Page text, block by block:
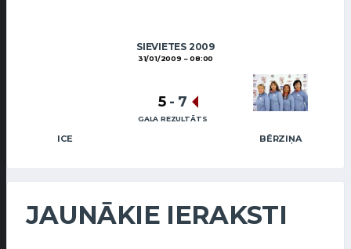
SIEVIETES 2009
31/01/2009 08:00
ICE BĒRZIŅA
5 - 7
GALA REZULTĀTS
JAUNĀKIE IERAKSTI